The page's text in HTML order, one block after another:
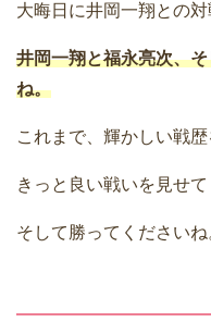
大晦日に井岡一翔との
井岡一翔と福永亮次、
ね。
これまで、輝かしい戦
きっと良い戦いを見せて
そして勝ってくださいね